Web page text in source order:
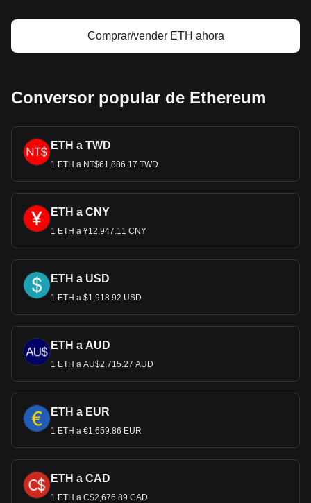
Comprar/vender ETH ahora
Conversor popular de Ethereum
ETH a TWD
1 ETH a NT$61,886.17 TWD
ETH a CNY
1 ETH a ¥12,947.11 CNY
ETH a USD
1 ETH a $1,918.92 USD
ETH a AUD
1 ETH a AU$2,715.27 AUD
ETH a EUR
1 ETH a €1,659.86 EUR
ETH a CAD
1 ETH a C$2,676.89 CAD